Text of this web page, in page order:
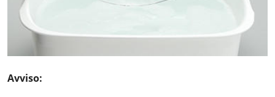
Avviso: